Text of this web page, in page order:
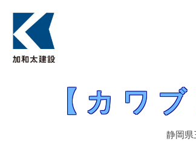
【カワブロ】加和太建
【カワ
静岡県